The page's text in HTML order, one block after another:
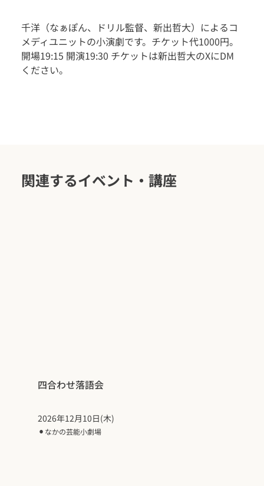
千洋（なぁぽん、ドリル監督、新出哲大）によるコ
メディユニットの小演劇です。チケット代1000円。
開場19:15 開演19:30 チケットは新出哲大のXにDM
ください。
四合わせ落語会
2026年12月10日(木)
なかの芸能小劇場
⚫︎
関連するイベント・講座